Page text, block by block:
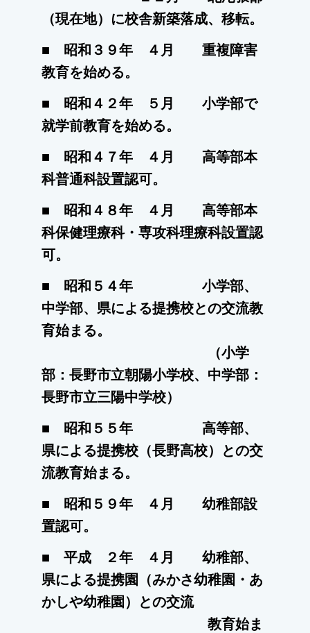
（現在地）に校舎新築落成、移転。
■ 昭和３９年 ４月 重複障害
教育を始める。
■ 昭和４２年 ５月 小学部で
就学前教育を始める。
■ 昭和４７年 ４月 高等部本
科普通科設置認可。
■ 昭和４８年 ４月 高等部本
科保健理療科・専攻科理療科設置認
可。
■ 昭和５４年 小学部、
中学部、県による提携校との交流教
育始まる。
（小学
部：長野市立朝陽小学校、中学部：
長野市立三陽中学校）
■ 昭和５５年 高等部、
県による提携校（長野高校）との交
流教育始まる。
■ 昭和５９年 ４月 幼稚部設
置認可。
■ 平成 ２年 ４月 幼稚部、
県による提携園（みかさ幼稚園・あ
かしや幼稚園）との交流
教育始ま